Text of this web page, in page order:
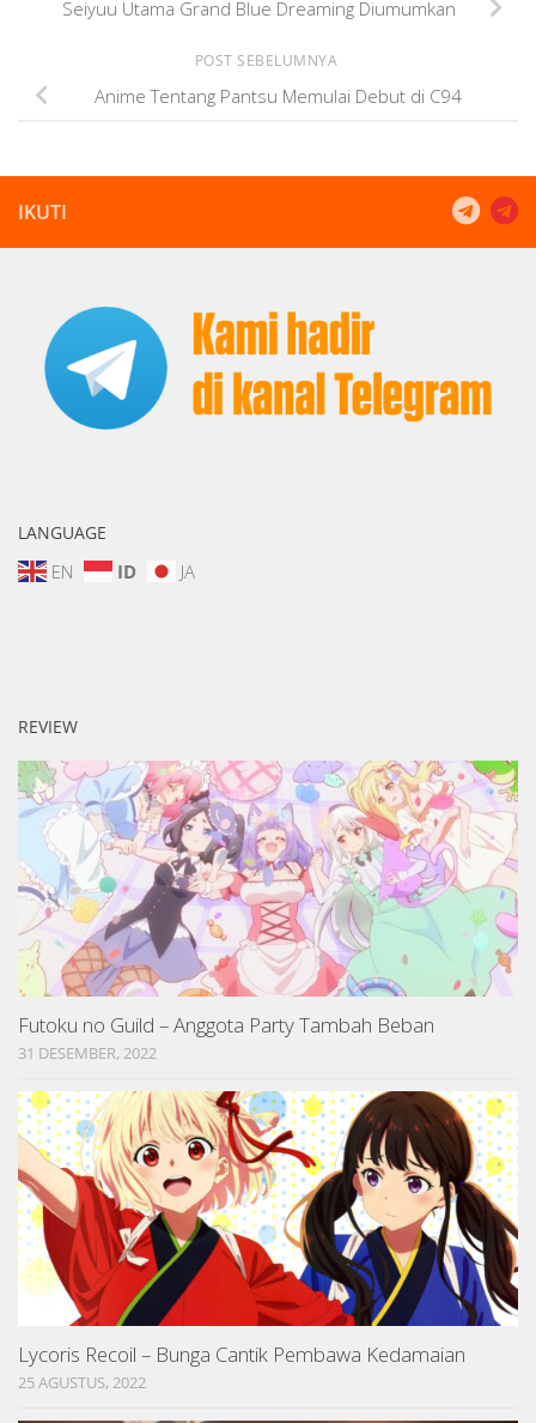
Seiyuu Utama Grand Blue Dreaming Diumumkan
POST SEBELUMNYA
Anime Tentang Pantsu Memulai Debut di C94
IKUTI
LANGUAGE
EN ID JA
REVIEW
Futoku no Guild – Anggota Party Tambah Beban
31 DESEMBER, 2022
Lycoris Recoil – Bunga Cantik Pembawa Kedamaian
25 AGUSTUS, 2022